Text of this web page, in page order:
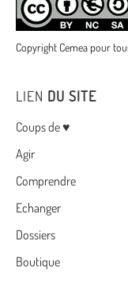
Copyright Cemea pour
LIEN DU SITE
Menu
Coups de ♥
Agir
Comprendre
Echanger
Dossiers
Boutique